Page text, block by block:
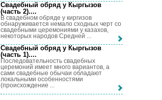
Свадебный обряд у Кыргызов
(часть 2)....
В свадебном обряде у киргизов
обнаруживается немало сходных черт со
свадебными церемониями у казахов,
некоторых народов Средней ...
Свадебный обряд у Кыргызов
(часть 1)....
Последовательность свадебных
церемоний имеет много вариантов, а
сами свадебные обычаи обладают
локальными особенностями
(происхождение ...